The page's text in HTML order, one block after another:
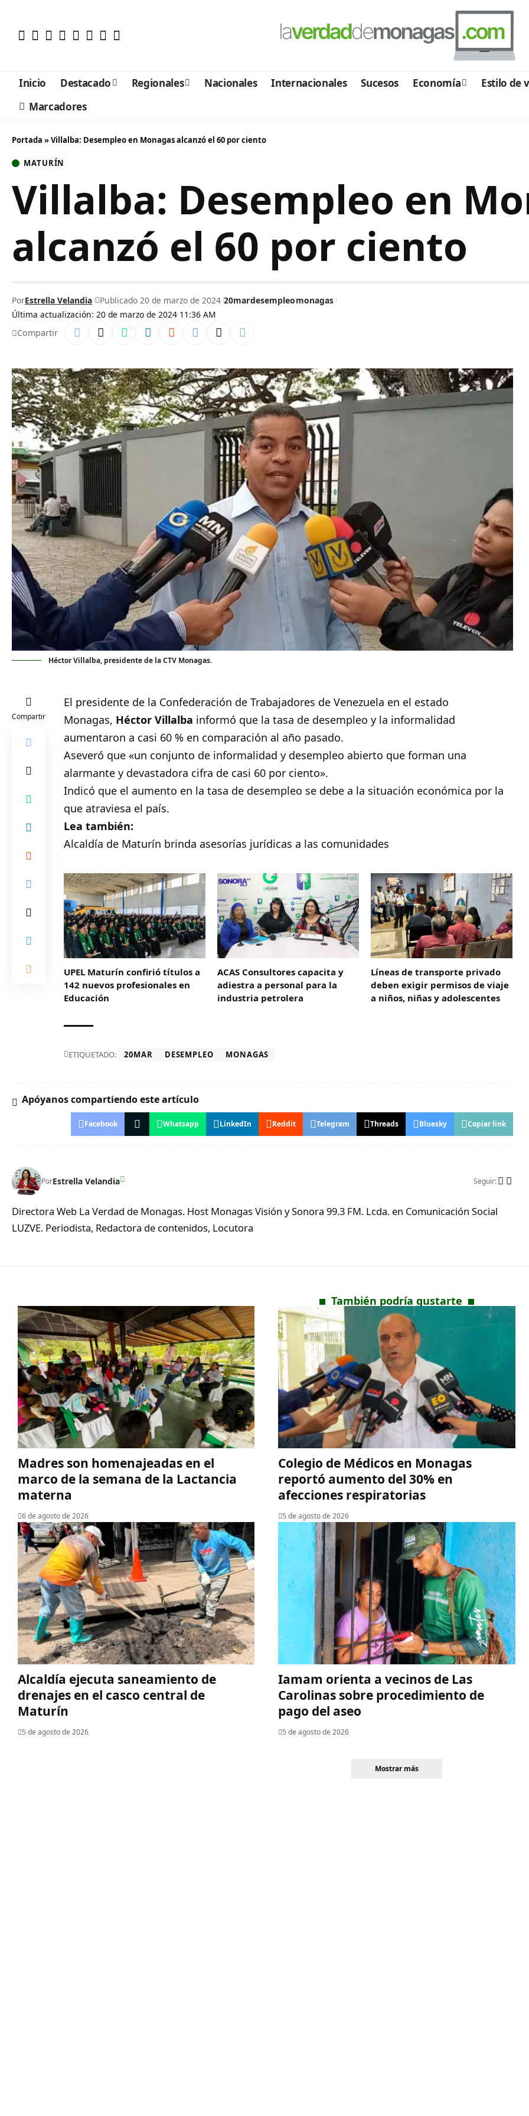
Inicio Destacado Regionales Nacionales Internacionales Sucesos Economía Estilo de
Marcadores
Portada »Villalba: Desempleo en Monagas alcanzó el 60 por ciento
MATURÍN
Villalba: Desempleo en
alcanzó el 60 por ciento
Última actualización: 20 de marzo de 2024 11:36 AM
PorEstrella Velandia Publicado 20 de marzo de 2024 20mardesempleomonagas
Compartir
Héctor Villalba, presidente de la CTV Monagas.
Compartir
El presidente de la Confederación de Trabajadores de Venezuela en el estado
Monagas, Héctor Villalba informó que la tasa de desempleo y la informalidad
aumentaron a casi 60 % en comparación al año pasado.
Aseveró que «un conjunto de informalidad y desempleo abierto que forman una
alarmante y devastadora cifra de casi 60 por ciento».
Indicó que el aumento en la tasa de desempleo se debe a la situación económica por la
que atraviesa el país.
Lea también:
Alcaldía de Maturín brinda asesorías jurídicas a las comunidades
UPEL Maturín confirió títulos a
142 nuevos profesionales en
Educación
ACAS Consultores capacita y
adiestra a personal para la
industria petrolera
Líneas de transporte privado
deben exigir permisos de viaje
a niños, niñas y adolescentes
ETIQUETADO: 20MAR DESEMPLEO MONAGAS
Apóyanos compartiendo este artículo
Facebook Whatsapp LinkedIn Reddit Telegram Threads Bluesky Copiar link
PorEstrella Velandia Seguir:
Directora Web La Verdad de Monagas. Host Monagas Visión y Sonora 99.3 FM. Lcda. en Comunicación Social
LUZVE. Periodista, Redactora de contenidos, Locutora
También podría gustarte
Madres son homenajeadas en el
marco de la semana de la Lactancia
materna
6 de agosto de 2026
Colegio de Médicos en Monagas
reportó aumento del 30% en
afecciones respiratorias
5 de agosto de 2026
Alcaldía ejecuta saneamiento de
drenajes en el casco central de
Maturín
5 de agosto de 2026
Iamam orienta a vecinos de Las
Carolinas sobre procedimiento de
pago del aseo
5 de agosto de 2026
Mostrar más